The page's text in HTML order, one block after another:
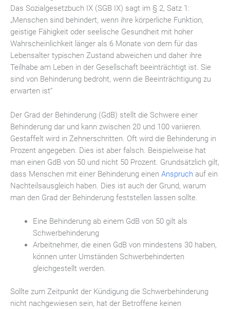
Das Sozialgesetzbuch IX (SGB IX) sagt im § 2, Satz 1:
„Menschen sind behindert, wenn ihre körperliche Funktion,
geistige Fähigkeit oder seelische Gesundheit mit hoher
Wahrscheinlichkeit länger als 6 Monate von dem für das
Lebensalter typischen Zustand abweichen und daher ihre
Teilhabe am Leben in der Gesellschaft beeinträchtigt ist. Sie
sind von Behinderung bedroht, wenn die Beeinträchtigung zu
erwarten ist“
Der Grad der Behinderung (GdB) stellt die Schwere einer
Behinderung dar und kann zwischen 20 und 100 variieren.
Gestaffelt wird in Zehnerschritten. Oft wird die Behinderung in
Prozent angegeben. Dies ist aber falsch. Beispielweise hat
man einen GdB von 50 und nicht 50 Prozent. Grundsätzlich gilt,
dass Menschen mit einer Behinderung einen Anspruch auf ein
Nachteilsausgleich haben. Dies ist auch der Grund, warum
man den Grad der Behinderung feststellen lassen sollte.
Eine Behinderung ab einem GdB von 50 gilt als
Schwerbehinderung
Arbeitnehmer, die einen GdB von mindestens 30 haben,
können unter Umständen Schwerbehinderten
gleichgestellt werden.
Sollte zum Zeitpunkt der Kündigung die Schwerbehinderung
nicht nachgewiesen sein, hat der Betroffene keinen